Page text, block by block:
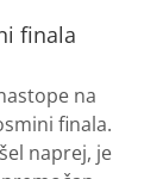
finala
na
finala.
naprej, je